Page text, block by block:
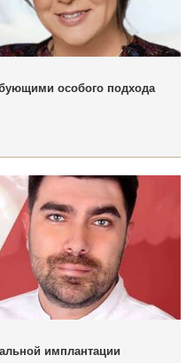
особого подхода
имплантации